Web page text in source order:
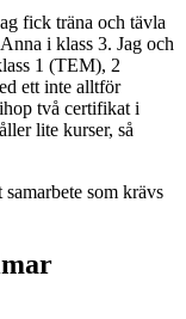
fick träna och tävla
i klass 3. Jag och
1 (TEM), 2
ett inte alltför
två certifikat i
lite kurser, så
som krävs